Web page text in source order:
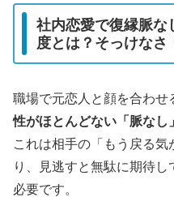
社内恋愛で復縁脈な
度とは？そっけなさ
職場で元恋人と顔を合わせ
性がほとんどない「脈な
これは相手の「もう戻る
り、見逃すと無駄に期待
必要です。